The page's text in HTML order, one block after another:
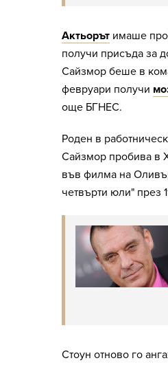
Актьорът имаше
получи присъда за
Сайзмор беше в
февруари получи
още БГНЕС.
Роден в
Сайзмор пробива в
във филма на
четвърти юли" през
Стоун отново го